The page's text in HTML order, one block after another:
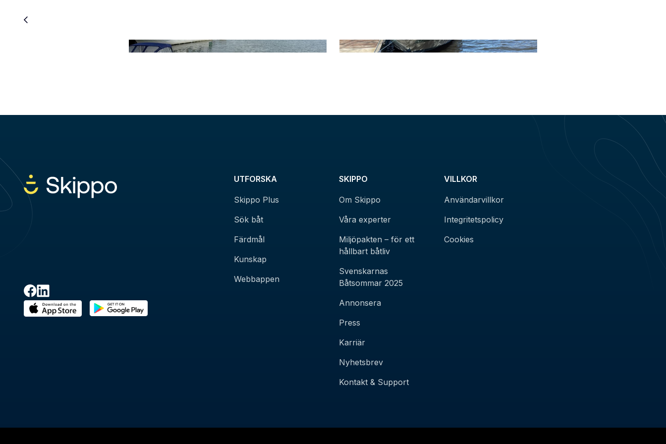
UTFORSKA
Skippo Plus
Sök båt
Färdmål
Kunskap
Webbappen
SKIPPO
Om Skippo
Våra experter
Miljöpakten – för ett
hållbart båtliv
Svenskarnas
Båtsommar 2025
Annonsera
Press
Karriär
Nyhetsbrev
Kontakt & Support
VILLKOR
Användarvillkor
Integritetspolicy
Cookies